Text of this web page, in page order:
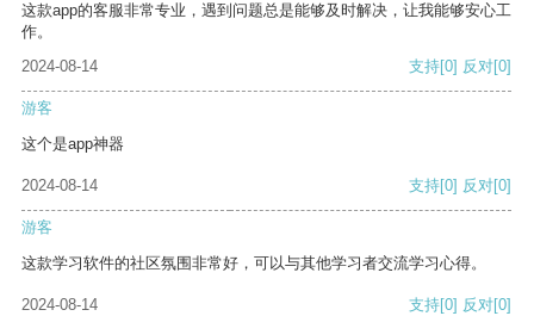
这款app的客服非常专业，遇到问题总是能够及时解决，让我能够安心工
作。
2024-08-14
支持[0] 反对[0]
游客
这个是app神器
2024-08-14 支持[0] 反对[0]
游客
这款学习软件的社区氛围非常好，可以与其他学习者交流学习心得。
2024-08-14 支持[0] 反对[0]